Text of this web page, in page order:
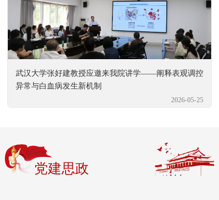
武汉大学张好建教授应邀来我院讲学——阐释表观调控
异常与白血病发生新机制
2026-05-25
党建思政